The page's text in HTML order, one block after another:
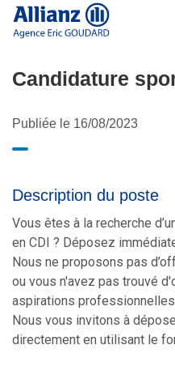
Candidature
Publiée le 16/08/2023
Description du poste
Vous êtes à la recherche
en CDI ? Déposez
Nous ne proposons pas
ou vous n'avez pas trouvé
aspirations
Nous vous invitons à
directement en utilisant le